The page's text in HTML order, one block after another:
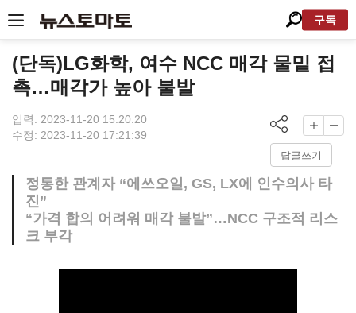
구독
(단독)LG화학, 여수 NCC 매각 물밑 접
촉…매각가 높아 불발
입력: 2023-11-20 15:20:20
수정: 2023-11-20 17:21:39
답글쓰기
정통한 관계자 “에쓰오일, GS, LX에 인수의사 타
진”
“가격 합의 어려워 매각 불발”…NCC 구조적 리스
크 부각